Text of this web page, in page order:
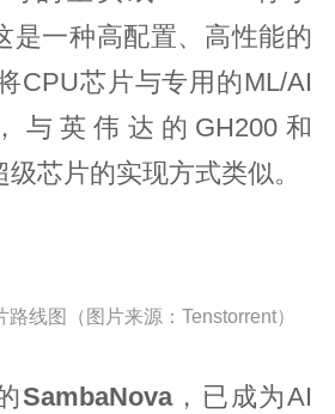
是一种高配置、高性能的
CPU芯片与专用的ML/AI
与英伟达的GH200和
芯片的实现方式类似。
线图（图片来源：Tenstorrent）
SambaNova，已成为AI